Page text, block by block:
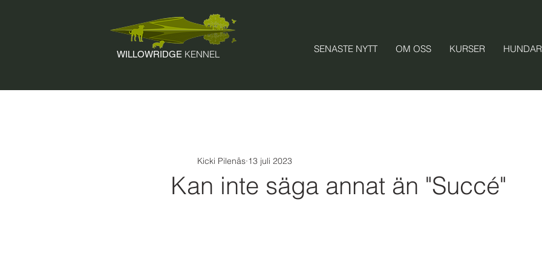
WILLOWRIDGE KENNEL SENASTE NYTT OM OSS KURSER HUNDAR
Kan inte säga annat än "Succé"
Kicki Pilenås 13 juli 2023